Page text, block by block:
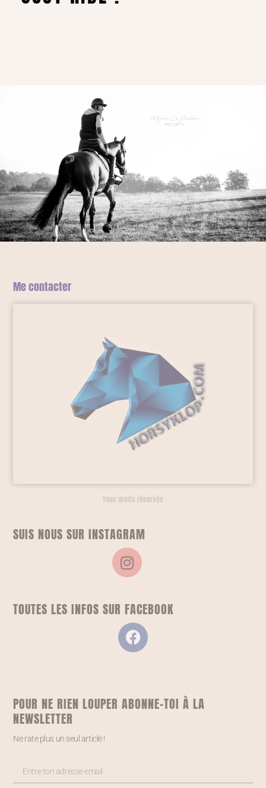
Me contacter
Tous droits réservés
SUIS NOUS SUR INSTAGRAM
TOUTES LES INFOS SUR FACEBOOK
POUR NE RIEN LOUPER ABONNE-TOI À LA
NEWSLETTER
Ne rate plus un seul article !